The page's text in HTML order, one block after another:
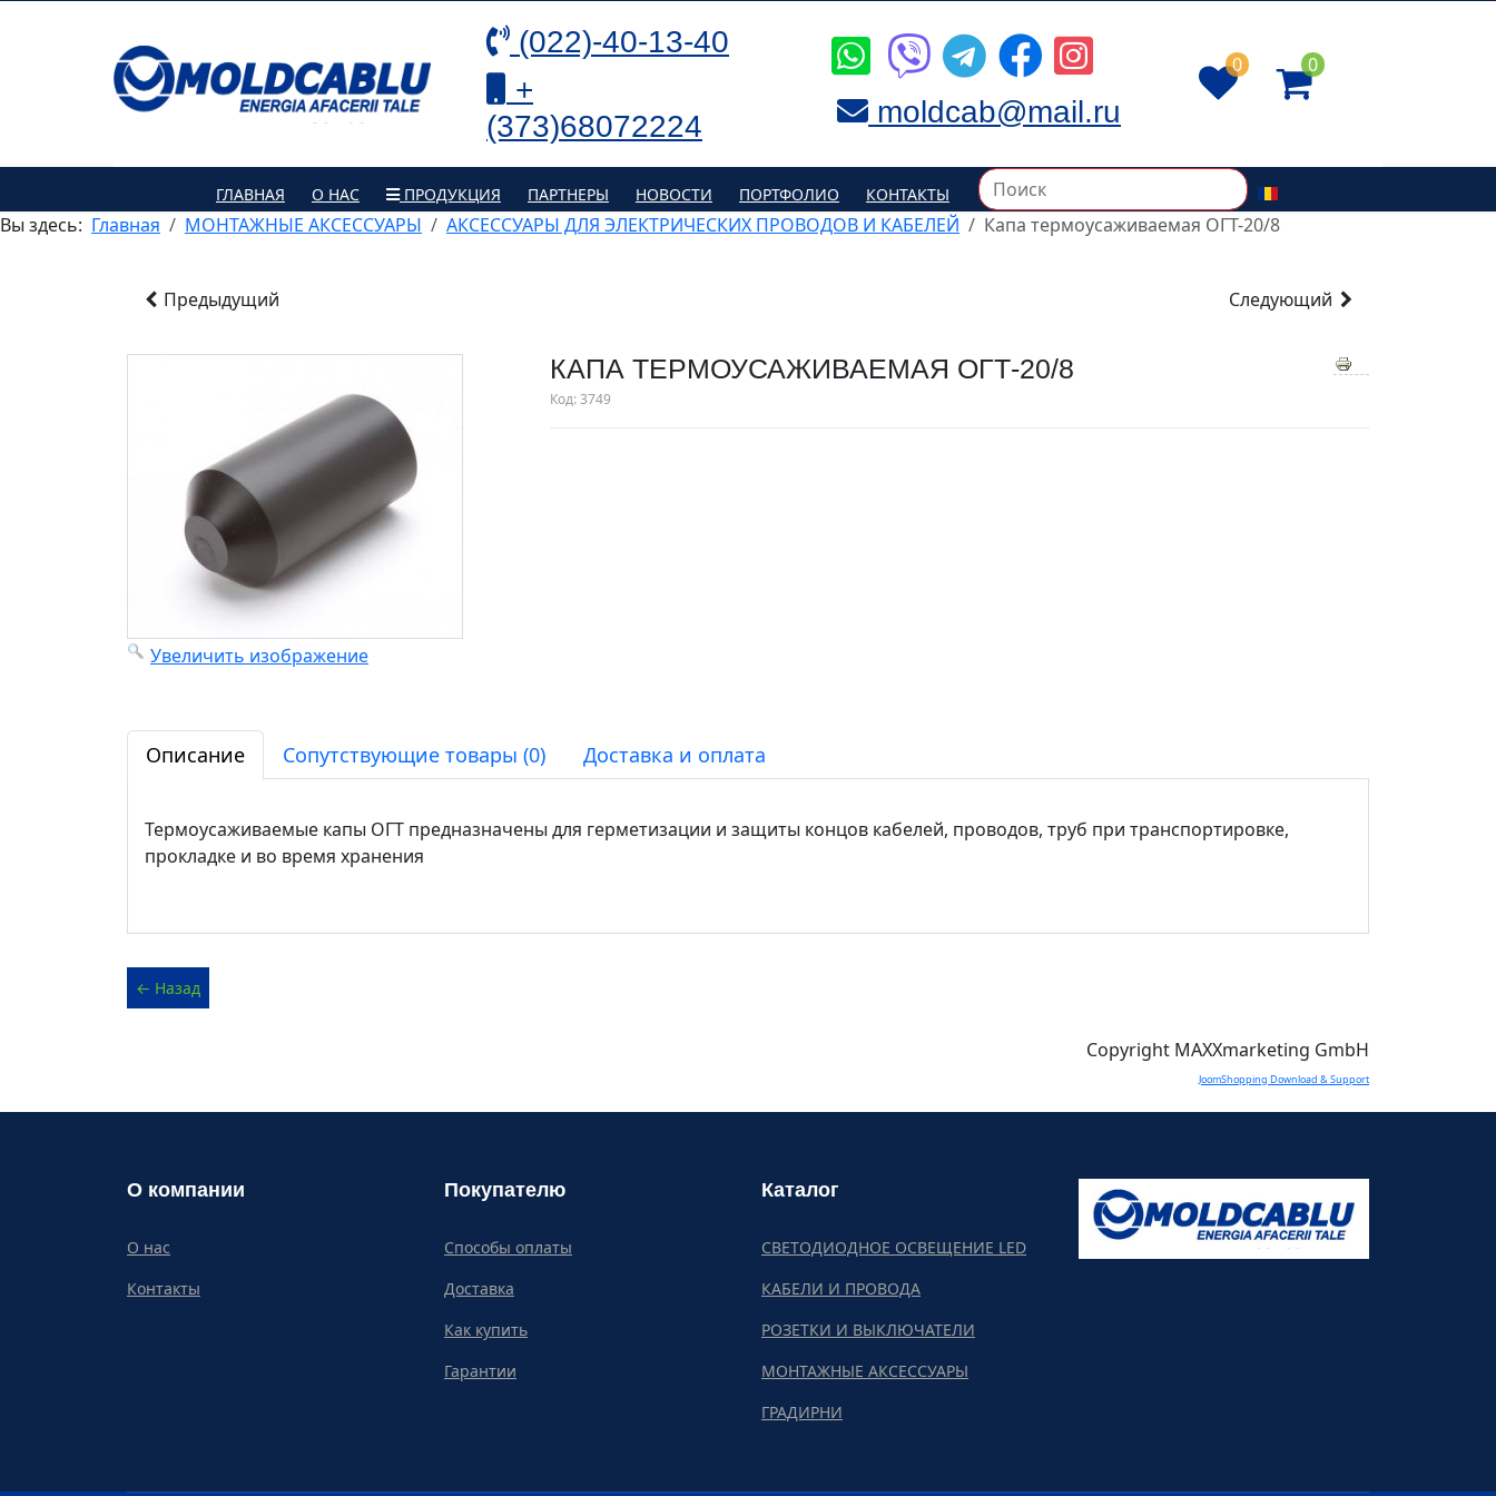
(022)-40-13-40
+
(373)68072224
moldcab@mail.ru
0 0
ГЛАВНАЯ О НАС ПРОДУКЦИЯ ПАРТНЕРЫ НОВОСТИ ПОРТФОЛИО КОНТАКТЫ
Вы здесь: Главная МОНТАЖНЫЕ АКСЕССУАРЫ АКСЕССУАРЫ ДЛЯ ЭЛЕКТРИЧЕСКИХ ПРОВОДОВ И КАБЕЛЕЙ Капа термоусаживаемая ОГТ-20/8
Предыдущий Следующий
Увеличить изображение
КАПА ТЕРМОУСАЖИВАЕМАЯ ОГТ-20/8
Код:3749
Описание Сопутствующие товары (0) Доставка и оплата
Термоусаживаемые капы ОГТ предназначены для герметизации и защиты концов кабелей, проводов, труб при транспортировке,
прокладке и во время хранения
Copyright MAXXmarketing GmbH
JoomShopping Download & Support
О компании
О нас
Контакты
Покупателю
Способы оплаты
Доставка
Как купить
Гарантии
Каталог
СВЕТОДИОДНОЕ ОСВЕЩЕНИЕ LED
КАБЕЛИ И ПРОВОДА
РОЗЕТКИ И ВЫКЛЮЧАТЕЛИ
МОНТАЖНЫЕ АКСЕССУАРЫ
ГРАДИРНИ